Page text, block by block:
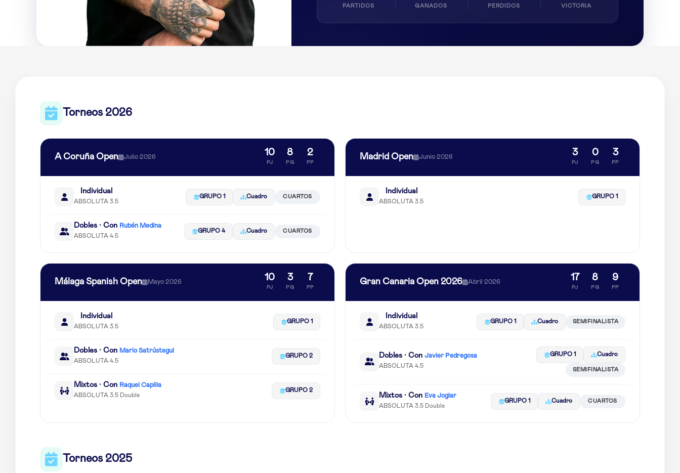
PARTIDOS GANADOS PERDIDOS VICTORIA
Torneos 2026
A Coruña Open Julio 2026 10
PJ
8
PG
2
PP
Individual
ABSOLUTA 3.5
GRUPO 1 Cuadro CUARTOS
Dobles · Con Rubén Medina
ABSOLUTA 4.5
GRUPO 4 Cuadro CUARTOS
Madrid Open Junio 2026 3
PJ
0
PG
3
PP
Individual
ABSOLUTA 3.5
GRUPO 1
Málaga Spanish Open Mayo 2026 10
PJ
3
PG
7
PP
Individual
ABSOLUTA 3.5
GRUPO 1
Dobles · Con Mario Satrústegui
ABSOLUTA 4.5
GRUPO 2
Mixtos · Con Raquel Capilla
ABSOLUTA 3.5 Double
GRUPO 2
Gran Canaria Open 2026 Abril 2026 17
PJ
8
PG
9
PP
Individual
ABSOLUTA 3.5
GRUPO 1 Cuadro SEMIFINALISTA
Dobles · Con Javier Pedregosa
ABSOLUTA 4.5
GRUPO 1 Cuadro
SEMIFINALISTA
Mixtos · Con Eva Joglar
ABSOLUTA 3.5 Double
GRUPO 1 Cuadro CUARTOS
Torneos 2025